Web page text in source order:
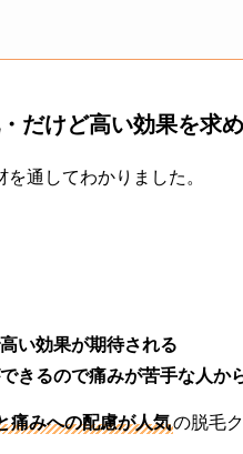
だけど高い効果を求め
を通してわかりました。
い効果が期待される
きるので痛みが苦手な人か
痛みへの配慮が人気の脱毛